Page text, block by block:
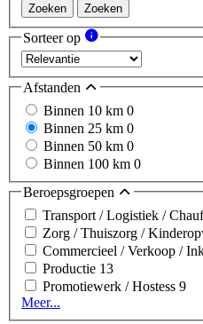
Zoeken Zoeken
Sorteer op
Afstanden
Binnen 10 km 0
Binnen 25 km 0
Binnen 50 km 0
Binnen 100 km 0
Beroepsgroepen
Transport / Logistiek /
Zorg / Thuiszorg /
Commercieel / Verkoop /
Productie 13
Promotiewerk / Hostess 9
Meer...